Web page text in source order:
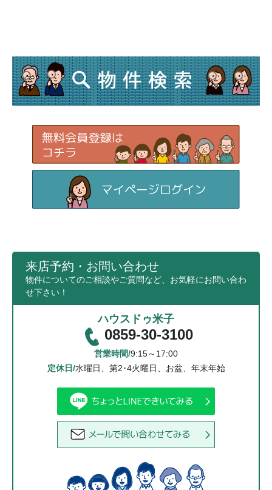
来店予約・お問い合わせ
物件についてのご相談やご質問など、お気軽にお問い合わ
せ下さい！
ハウスドゥ米子
0859-30-3100
営業時間/9:15～17:00
定休日/水曜日、第2･4火曜日、お盆、年末年始